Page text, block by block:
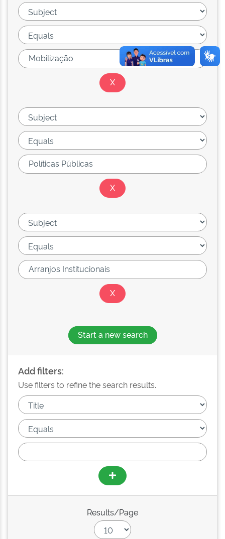
Start a new search
Add filters:
Use filters to refine the search results.
Results/Page